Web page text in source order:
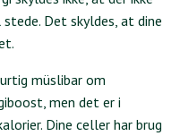
Det skyldes, at dine
müslibar om
men det er i
Dine celler har brug